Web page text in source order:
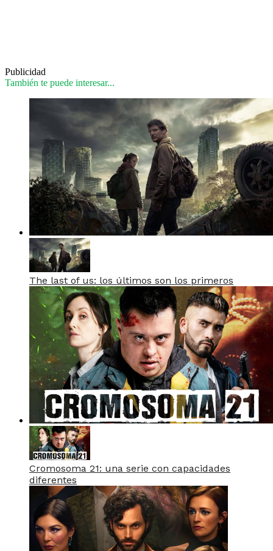
Publicidad
También te puede interesar...
The last of us: los últimos son los primeros
Cromosoma 21: una serie con capacidades
diferentes